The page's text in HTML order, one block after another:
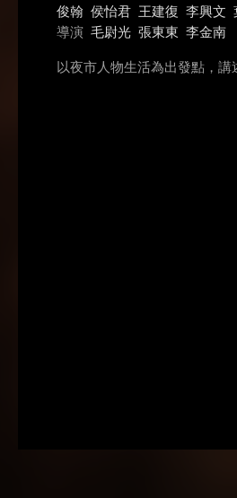
俊翰 侯怡君 王建復 李興文
導演 毛尉光 張東東 李金南
以夜市人物生活為出發點，講